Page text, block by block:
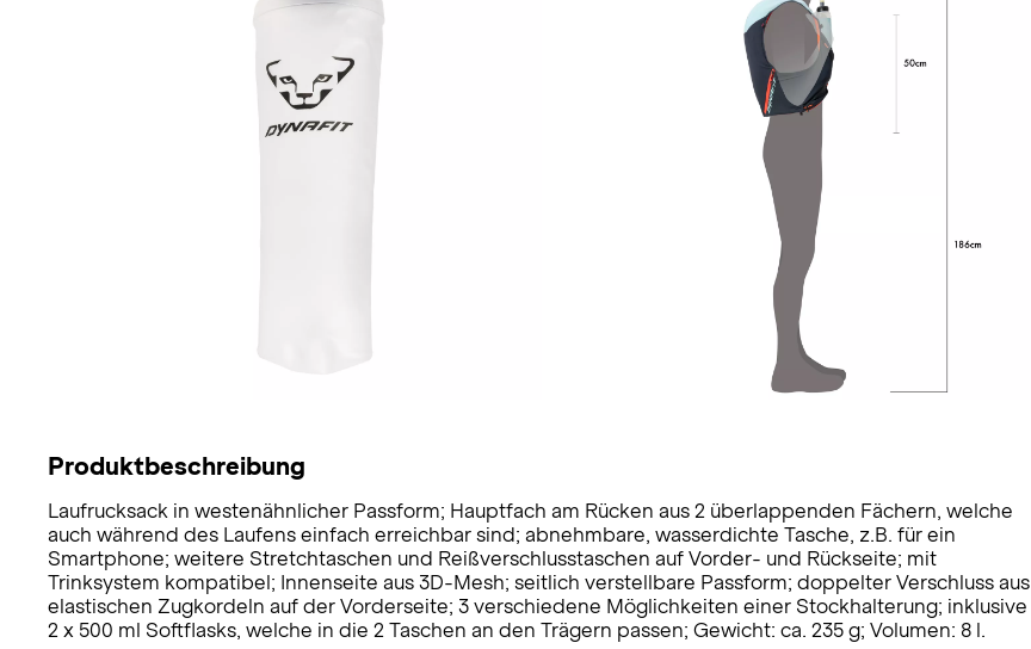
Produktbeschreibung
Laufrucksack in westenähnlicher Passform; Hauptfach am Rücken aus 2 überlappenden Fächern, welche
auch während des Laufens einfach erreichbar sind; abnehmbare, wasserdichte Tasche, z.B. für ein
Smartphone; weitere Stretchtaschen und Reißverschlusstaschen auf Vorder- und Rückseite; mit
Trinksystem kompatibel; Innenseite aus 3D-Mesh; seitlich verstellbare Passform; doppelter Verschluss aus
elastischen Zugkordeln auf der Vorderseite; 3 verschiedene Möglichkeiten einer Stockhalterung; inklusive
2 x 500 ml Softflasks, welche in die 2 Taschen an den Trägern passen; Gewicht: ca. 235 g; Volumen: 8 l.